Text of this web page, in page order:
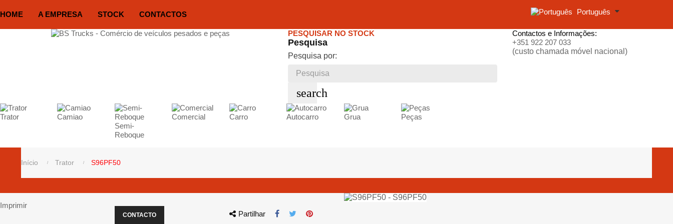
HOME A EMPRESA STOCK CONTACTOS Português
PESQUISAR NO STOCK
Pesquisa
Pesquisa por:
search
Contactos e Informações:
+351 922 207 033
(custo chamada móvel nacional)
Trator
Camiao
Semi-
Reboque
Comercial Carro Autocarro Grua Peças
Início Trator S96PF50
Imprimir
CONTACTO Partilhar